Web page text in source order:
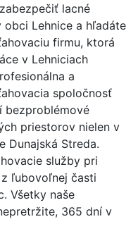
lacné
obci Lehnice a hľadáte
firmu, ktorá
v Lehniciach
a
spoločnosť
bezproblémové
priestorov nielen v
Dunajská Streda.
služby pri
ľubovoľnej časti
Všetky naše
365 dní v